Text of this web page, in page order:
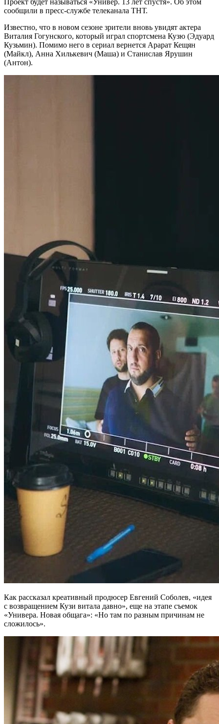
сообщили в пресс-службе телеканала ТНТ.
Известно, что в новом сезоне зрители вновь увидят актера
Виталия Гогунского, который играл спортсмена Кузю (Эдуард
Кузьмин). Помимо него в сериал вернется Арарат Кещян
(Майкл), Анна Хилькевич (Маша) и Станислав Ярушин
(Антон).
Как рассказал креативный продюсер Евгений Соболев, «идея
с возвращением Кузи витала давно», еще на этапе съемок
«Универа. Новая общага»: «Но там по разным причинам не
сложилось».